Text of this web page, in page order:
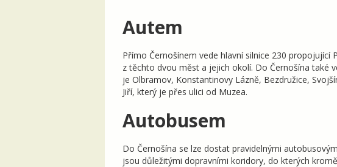
Autem
Přímo Černošínem vede hlavní silnice 230
z těchto dvou měst a jejich okolí. Do Černošína také
je Olbramov, Konstantinovy Lázně, Bezdružice,
Jiří, který je přes ulici od Muzea.
Autobusem
Do Černošína se lze dostat pravidelnými
jsou důležitými dopravními koridory, do kterých